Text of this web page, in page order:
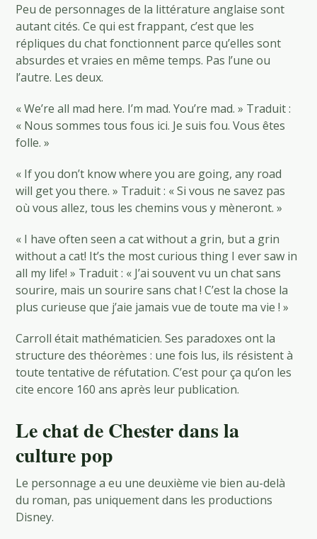
Peu de personnages de la littérature anglaise sont
autant cités. Ce qui est frappant, c’est que les
répliques du chat fonctionnent parce qu’elles sont
absurdes et vraies en même temps. Pas l’une ou
l’autre. Les deux.
« We’re all mad here. I’m mad. You’re mad. » Traduit :
« Nous sommes tous fous ici. Je suis fou. Vous êtes
folle. »
« If you don’t know where you are going, any road
will get you there. » Traduit : « Si vous ne savez pas
où vous allez, tous les chemins vous y mèneront. »
« I have often seen a cat without a grin, but a grin
without a cat! It’s the most curious thing I ever saw in
all my life! » Traduit : « J’ai souvent vu un chat sans
sourire, mais un sourire sans chat ! C’est la chose la
plus curieuse que j’aie jamais vue de toute ma vie ! »
Carroll était mathématicien. Ses paradoxes ont la
structure des théorèmes : une fois lus, ils résistent à
toute tentative de réfutation. C’est pour ça qu’on les
cite encore 160 ans après leur publication.
Le chat de Chester dans la
culture pop
Le personnage a eu une deuxième vie bien au-delà
du roman, pas uniquement dans les productions
Disney.